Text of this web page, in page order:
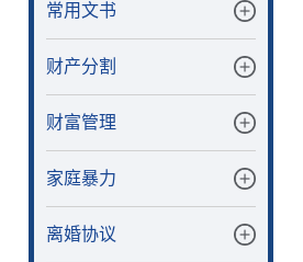
常用文书
财产分割
财富管理
家庭暴力
离婚协议